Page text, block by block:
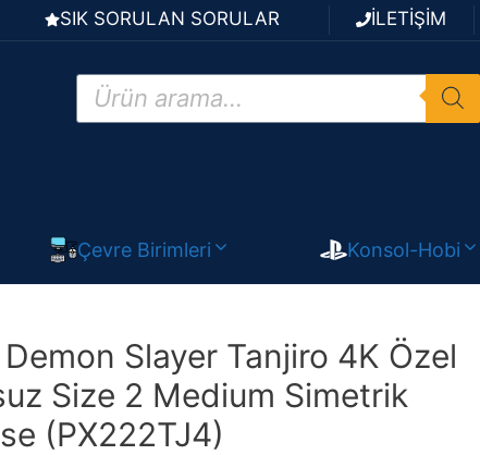
SIK SORULAN SORULAR İLETİŞİM
Products
search
Çevre Birimleri Konsol-Hobi
Slayer Tanjiro 4K Özel
Size 2 Medium Simetrik
(PX222TJ4)